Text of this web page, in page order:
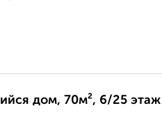
дом, 70м², 6/25 этаж